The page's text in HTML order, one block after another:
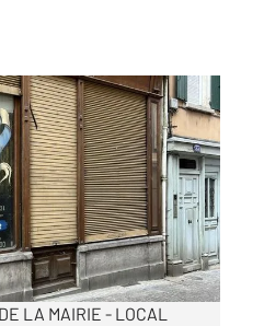
à louer
LA MAIRIE - LOCAL